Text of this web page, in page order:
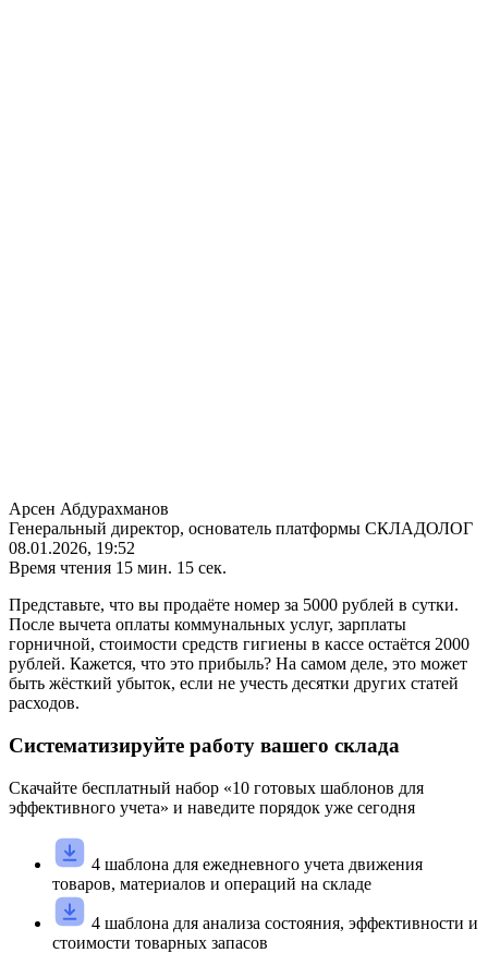
Арсен Абдурахманов
Генеральный директор, основатель платформы СКЛАДОЛОГ
08.01.2026, 19:52
Время чтения 15 мин. 15 сек.
Представьте, что вы продаёте номер за 5000 рублей в сутки.
После вычета оплаты коммунальных услуг, зарплаты
горничной, стоимости средств гигиены в кассе остаётся 2000
рублей. Кажется, что это прибыль? На самом деле, это может
быть жёсткий убыток, если не учесть десятки других статей
расходов.
Систематизируйте работу вашего склада
Скачайте бесплатный набор «10 готовых шаблонов для
эффективного учета» и наведите порядок уже сегодня
4 шаблона для ежедневного учета движения
товаров, материалов и операций на складе
4 шаблона для анализа состояния, эффективности и
стоимости товарных запасов